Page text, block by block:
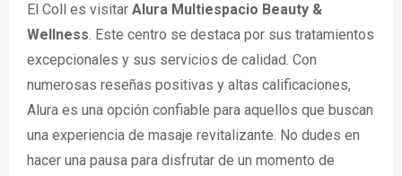
El Coll es visitar Alura Multiespacio Beauty &
Wellness. Este centro se destaca por sus tratamientos
excepcionales y sus servicios de calidad. Con
numerosas reseñas positivas y altas calificaciones,
Alura es una opción confiable para aquellos que buscan
una experiencia de masaje revitalizante. No dudes en
hacer una pausa para disfrutar de un momento de